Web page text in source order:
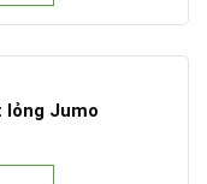
Jumo